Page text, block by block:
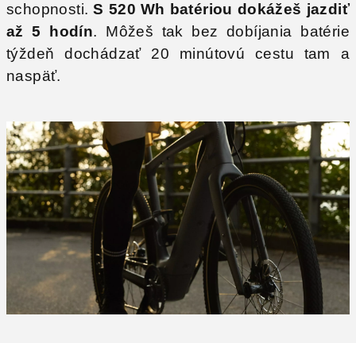
schopnosti.S 520 Wh batériou dokážeš jazdiť
až 5 hodín. Môžeš tak bez dobíjania batérie
týždeň dochádzať 20 minútovú cestu tam a
naspäť.